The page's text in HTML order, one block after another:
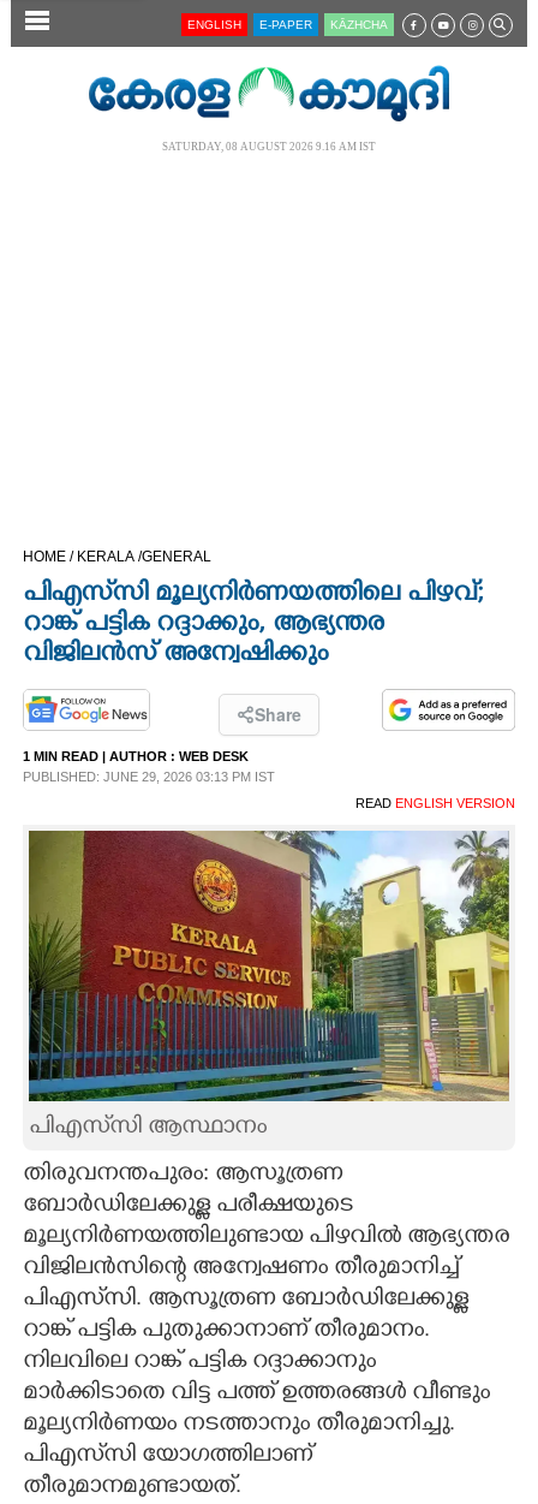
SECTIONS
CINEMA
OPINION
PHOTOS
LIFESTYLE
SPIRITUAL
ART
ASTRO
CARTOONS
LITERATURE
ZOOM
CONTACT US
ENGLISH E-PAPER KĀZHCHA
SATURDAY, 08 AUGUST 2026 9.16 AM IST
HOME / KERALA /GENERAL
പിഎസ്‌സി മൂല്യനിർണയത്തിലെ പിഴവ്;
റാങ്ക് പട്ടിക റദ്ദാക്കും, ആഭ്യന്തര
വിജിലൻസ് അന്വേഷിക്കും
Share
1 MIN READ | AUTHOR : WEB DESK
PUBLISHED: JUNE 29, 2026 03:13 PM IST
READ ENGLISH VERSION
പിഎസ്‌സി ആസ്ഥാനം
തിരുവനന്തപുരം: ആസൂത്രണ
ബോർഡിലേക്കുള്ള പരീക്ഷയുടെ
മൂല്യനിർണയത്തിലുണ്ടായ പിഴവിൽ ആഭ്യന്തര
വിജിലൻസിന്റെ അന്വേഷണം തീരുമാനിച്ച്
പിഎസ്‌സി. ആസൂത്രണ ബോർഡിലേക്കുള്ള
റാങ്ക് പട്ടിക പുതുക്കാനാണ് തീരുമാനം.
നിലവിലെ റാങ്ക് പട്ടിക റദ്ദാക്കാനും
മാർക്കിടാതെ വിട്ട പത്ത് ഉത്തരങ്ങൾ വീണ്ടും
മൂല്യനിർണയം നടത്താനും തീരുമാനിച്ചു.
പിഎസ്‌സി യോഗത്തിലാണ്
തീരുമാനമുണ്ടായത്.